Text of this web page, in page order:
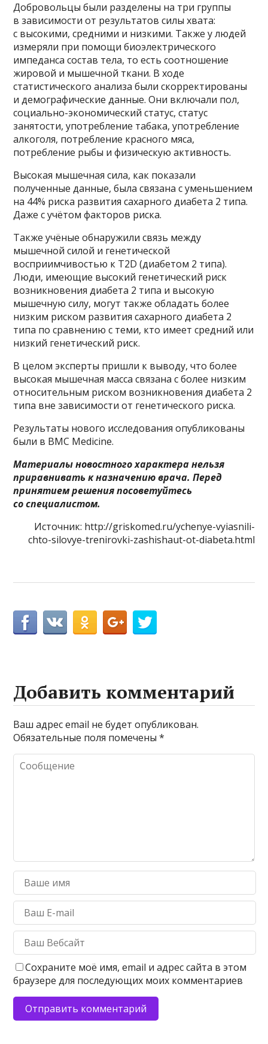
Добровольцы были разделены на три группы
в зависимости от результатов силы хвата:
с высокими, средними и низкими. Также у людей
измеряли при помощи биоэлектрического
импеданса состав тела, то есть соотношение
жировой и мышечной ткани. В ходе
статистического анализа были скорректированы
и демографические данные. Они включали пол,
социально-экономический статус, статус
занятости, употребление табака, употребление
алкоголя, потребление красного мяса,
потребление рыбы и физическую активность.
Высокая мышечная сила, как показали
полученные данные, была связана с уменьшением
на 44% риска развития сахарного диабета 2 типа.
Даже с учётом факторов риска.
Также учёные обнаружили связь между
мышечной силой и генетической
восприимчивостью к T2D (диабетом 2 типа).
Люди, имеющие высокий генетический риск
возникновения диабета 2 типа и высокую
мышечную силу, могут также обладать более
низким риском развития сахарного диабета 2
типа по сравнению с теми, кто имеет средний или
низкий генетический риск.
В целом эксперты пришли к выводу, что более
высокая мышечная масса связана с более низким
относительным риском возникновения диабета 2
типа вне зависимости от генетического риска.
Результаты нового исследования опубликованы
были в BMC Medicine.
Материалы новостного характера нельзя
приравнивать к назначению врача. Перед
принятием решения посоветуйтесь
со специалистом.
Источник: http://griskomed.ru/ychenye-vyiasnili-
chto-silovye-trenirovki-zashishaut-ot-diabeta.html
Добавить комментарий
Ваш адрес email не будет опубликован.
Обязательные поля помечены*
Сохраните моё имя, email и адрес сайта в этом
браузере для последующих моих комментариев